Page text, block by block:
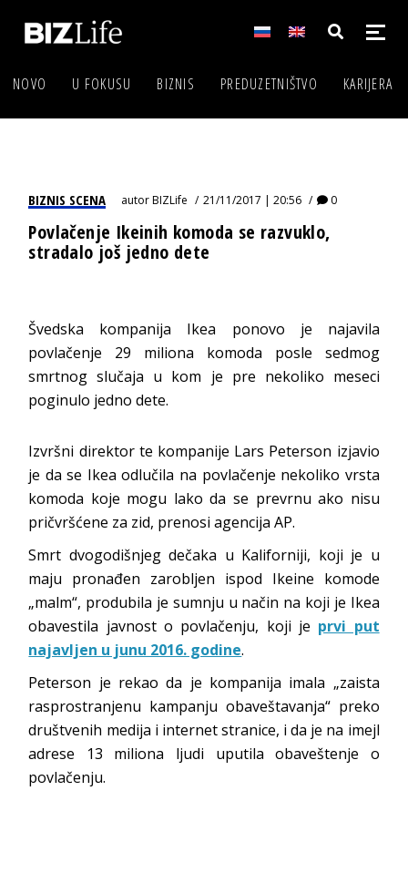
NOVO U FOKUSU BIZNIS PREDUZETNIŠTVO KARIJERA
BIZNIS SCENA autorBIZLife 21/11/2017 | 20:56 0
Povlačenje Ikeinih komoda se razvuklo,
stradalo još jedno dete
Švedska kompanija Ikea ponovo je najavila
povlačenje 29 miliona komoda posle sedmog
smrtnog slučaja u kom je pre nekoliko meseci
poginulo jedno dete.
Izvršni direktor te kompanije Lars Peterson izjavio
je da se Ikea odlučila na povlačenje nekoliko vrsta
komoda koje mogu lako da se prevrnu ako nisu
pričvršćene za zid, prenosi agencija AP.
Smrt dvogodišnjeg dečaka u Kaliforniji, koji je u
maju pronađen zarobljen ispod Ikeine komode
„malm“, produbila je sumnju u način na koji je Ikea
obavestila javnost o povlačenju, koji je prvi put
najavljen u junu 2016. godine.
Peterson je rekao da je kompanija imala „zaista
rasprostranjenu kampanju obaveštavanja“ preko
društvenih medija i internet stranice, i da je na imejl
adrese 13 miliona ljudi uputila obaveštenje o
povlačenju.